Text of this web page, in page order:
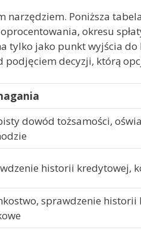
narzędziem. Poniższa
okresu
tylko jako punkt wyjścia
decyzji, którą
dowód tożsamości,
historii kredytowej,
sprawdzenie